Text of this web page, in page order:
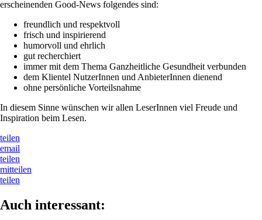
erscheinenden Good-News folgendes sind:
freundlich und respektvoll
frisch und inspirierend
humorvoll und ehrlich
gut recherchiert
immer mit dem Thema Ganzheitliche Gesundheit verbunden
dem Klientel NutzerInnen und AnbieterInnen dienend
ohne persönliche Vorteilsnahme
In diesem Sinne wünschen wir allen LeserInnen viel Freude und
Inspiration beim Lesen.
teilen
email
teilen
mitteilen
teilen
Auch interessant: